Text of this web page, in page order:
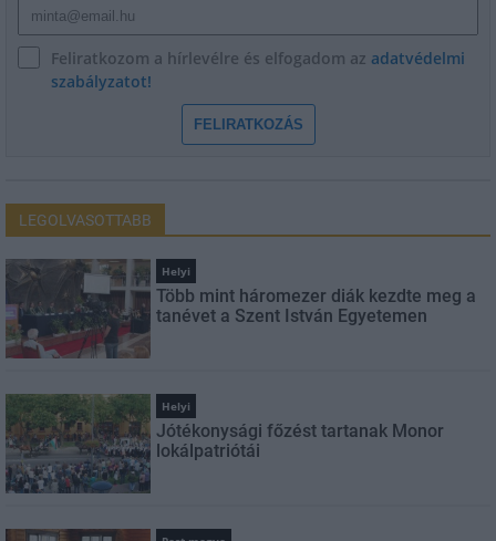
Feliratkozom a hírlevélre és elfogadom az adatvédelmi
szabályzatot!
FELIRATKOZÁS
LEGOLVASOTTABB
Helyi
Több mint háromezer diák kezdte meg a
tanévet a Szent István Egyetemen
Helyi
Jótékonysági főzést tartanak Monor
lokálpatriótái